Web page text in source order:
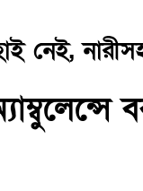
নেই,